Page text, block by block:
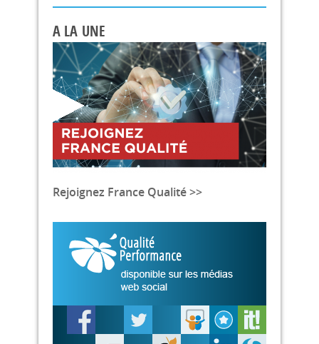
A LA UNE
Rejoignez France Qualité >>